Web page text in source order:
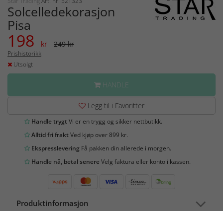
Solcelledekorasjon
Pisa
198 kr 249 kr
Prishistorikk
Utsolgt
HANDLE
Legg til i Favoritter
Handle trygtVi er en trygg og sikker nettbutikk.
Alltid fri fraktVed kjøp over 899 kr.
Ekspresslevering Få pakken din allerede i morgen.
Handle nå, betal senereVelg faktura eller konto i kassen.
Produktinformasjon